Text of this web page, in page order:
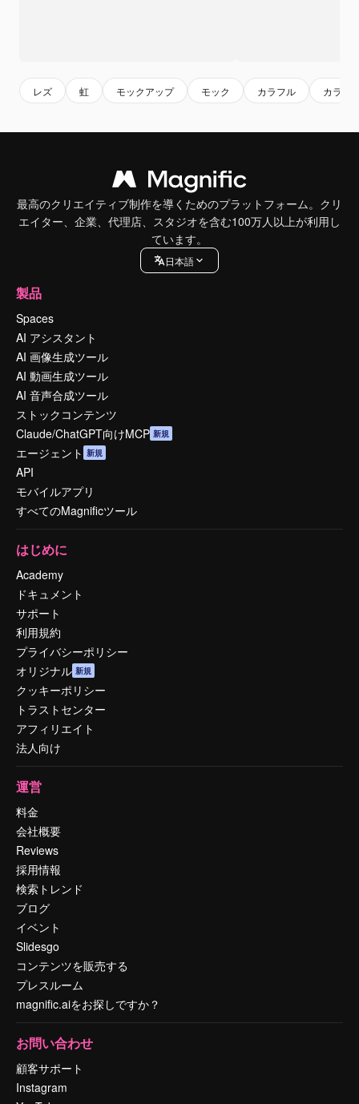
レズ 虹 モックアップ モック カラフル カラフ
最高のクリエイティブ制作を導くためのプラットフォーム。クリ
エイター、企業、代理店、スタジオを含む100万人以上が利用し
ています。
日本語
製品
Spaces
AI アシスタント
AI 画像生成ツール
AI 動画生成ツール
AI 音声合成ツール
ストックコンテンツ
Claude/ChatGPT向けMCP 新規
エージェント 新規
API
モバイルアプリ
すべてのMagnificツール
はじめに
Academy
ドキュメント
サポート
利用規約
プライバシーポリシー
オリジナル 新規
クッキーポリシー
トラストセンター
アフィリエイト
法人向け
運営
料金
会社概要
Reviews
採用情報
検索トレンド
ブログ
イベント
Slidesgo
コンテンツを販売する
プレスルーム
magnific.aiをお探しですか？
お問い合わせ
顧客サポート
Instagram